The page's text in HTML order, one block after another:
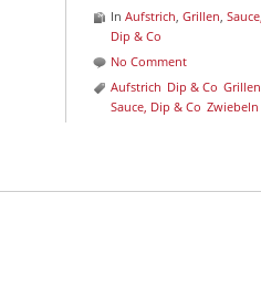
InAufstrich ,Grillen ,Sauce,
Dip & Co
No Comment
Aufstrich Dip & Co Grillen
Sauce, Dip & Co Zwiebeln